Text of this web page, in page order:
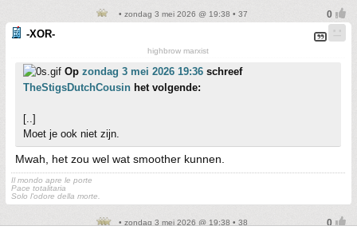
• zondag 3 mei 2026 @ 19:38 • 37
-XOR-
highbrow marxist
Op zondag 3 mei 2026 19:36 schreef
TheStigsDutchCousin het volgende:
[..]
Moet je ook niet zijn.
Mwah, het zou wel wat smoother kunnen.
Il mondo apre le porte
Pace totalitaria
Solo l'odore della morte.
• zondag 3 mei 2026 @ 19:38 • 38